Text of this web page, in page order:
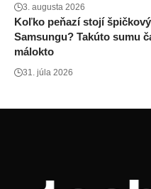
3. augusta 2026
Koľko peňazí stojí
Samsungu? Takúto sumu
málokto
31. júla 2026